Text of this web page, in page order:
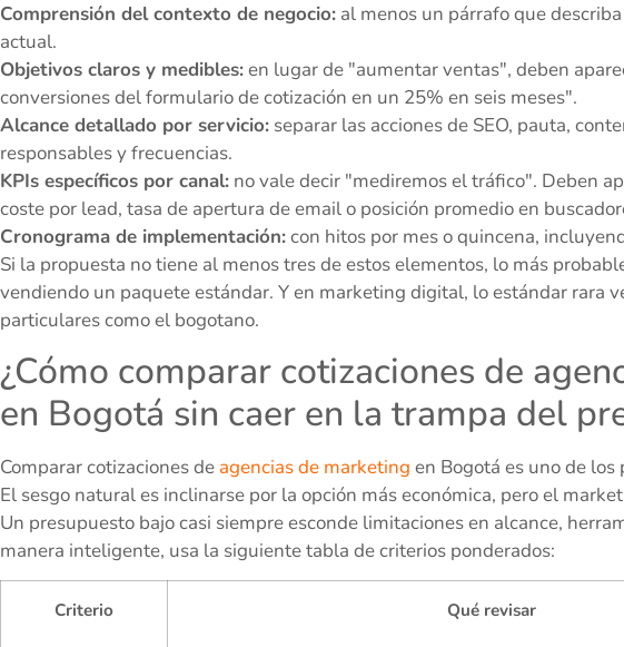
Comprensión del contexto de negocio: al menos un párrafo que
actual.
Objetivos claros y medibles:en lugar de "aumentar ventas", deben
conversiones del formulario de cotización en un 25% en seis meses".
Alcance detallado por servicio: separar las acciones de SEO, pauta,
responsables y frecuencias.
KPIs específicos por canal: no vale decir "mediremos el tráfico". Deben
coste por lead, tasa de apertura de email o posición promedio en
Cronograma de implementación:con hitos por mes o quincena,
Si la propuesta no tiene al menos tres de estos elementos, lo más
vendiendo un paquete estándar. Y en marketing digital, lo estándar rara
particulares como el bogotano.
¿Cómo comparar cotizaciones de
en Bogotá sin caer en la trampa del
Comparar cotizaciones de agencias de marketing en Bogotá es uno de los
El sesgo natural es inclinarse por la opción más económica, pero el
Un presupuesto bajo casi siempre esconde limitaciones en alcance,
manera inteligente, usa la siguiente tabla de criterios ponderados:
Criterio Qué revisar